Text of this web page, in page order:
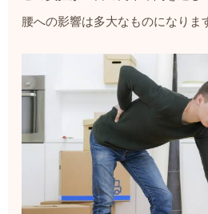
腰への影響は多大なものになりま